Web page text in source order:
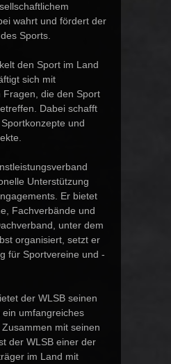
wahrt und fördert der
Sports.
den Sport im Land
sich mit
Fragen, die den Sport
Dabei schafft
und
Unterstützung
Er bietet
Fachverbände und
unter dem
organisiert, setzt er
für Sportvereine und -
der WLSB seinen
umfangreiches
mit seinen
der WLSB einer der
im Land mit